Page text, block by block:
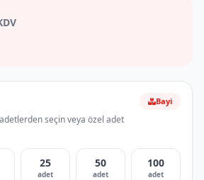
seçin veya özel adet
Bayi
25
adet
50
adet
100
adet